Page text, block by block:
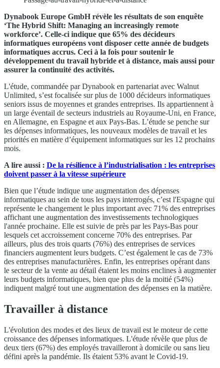
Dynabook Europe GmbH révèle les résultats de son enquête
‘The Hybrid Shift: Managing an increasingly remote
workforce’. Celle-ci indique que 65% des décideurs
informatiques européens vont disposer cette année de budgets
informatiques accrus. Ceci à la fois pour soutenir le
développement du travail hybride et à distance, mais aussi pour
assurer la continuité des activités.
L'étude, commandée par Dynabook en partenariat avec Walnut
Unlimited, s’est focalisée sur plus de 1000 décideurs informatiques
seniors issus de moyennes et grandes entreprises. Ils appartiennent à
un large éventail de secteurs industriels au Royaume-Uni, en France,
en Allemagne, en Espagne et aux Pays-Bas. L’étude se penche sur
les dépenses informatiques, les nouveaux modèles de travail et les
priorités en matière d’équipement informatiques sur les 12 prochains
mois.
A lire aussi : De la résilience à l’industrialisation : les entreprises
doivent passer à la vitesse supérieure
Bien que l’étude indique une augmentation des dépenses
informatiques au sein de tous les pays interrogés, c’est l'Espagne qui
représente le changement le plus important avec 71% des entreprises
affichant une augmentation des investissements technologiques
l'année prochaine. Elle est suivie de près par les Pays-Bas pour
lesquels cet accroissement concerne 70% des entreprises. Par
ailleurs, plus des trois quarts (76%) des entreprises de services
financiers augmentent leurs budgets. C’est également le cas de 73%
des entreprises manufacturières. Enfin, les entreprises opérant dans
le secteur de la vente au détail étaient les moins enclines à augmenter
leurs budgets informatiques, bien que plus de la moitié (54%)
indiquent malgré tout une augmentation des dépenses en la matière.
Travailler à distance
L'évolution des modes et des lieux de travail est le moteur de cette
croissance des dépenses informatiques. L'étude révèle que plus de
deux tiers (67%) des employés travailleront à domicile ou sans lieu
défini après la pandémie. Ils étaient 53% avant le Covid-19.